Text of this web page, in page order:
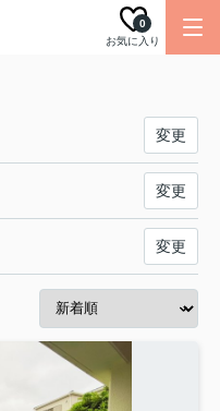
お気に入り
0
変更
変更
変更